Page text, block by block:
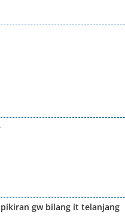
gw bilang it telanjang